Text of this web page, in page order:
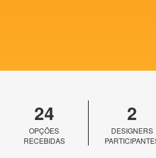
24
OPÇÕES
RECEBIDAS
2
DESIGNERS